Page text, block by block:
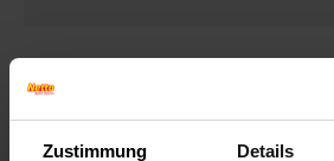
Zustimmung Details